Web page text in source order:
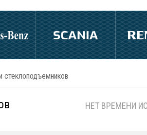
стеклоподъемников
НЕТ ВРЕМЕНИ